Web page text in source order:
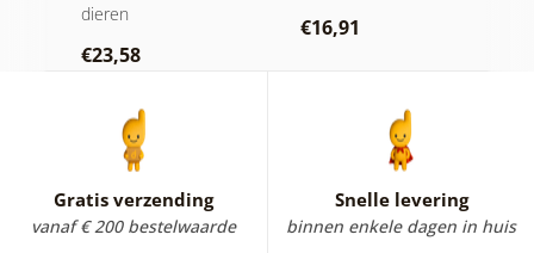
dieren
€23,58
€16,91
Gratis verzending
vanaf € 200 bestelwaarde
Snelle levering
binnen enkele dagen in huis